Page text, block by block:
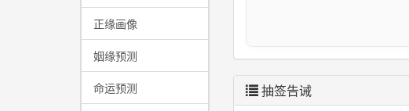
正缘画像
姻缘预测
命运预测 抽签告诫